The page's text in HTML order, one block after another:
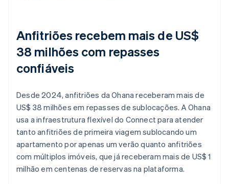
Anfitriões recebem mais de US$
38 milhões com repasses
confiáveis
Desde 2024, anfitriões da Ohana receberam mais de
US$ 38 milhões em repasses de sublocações. A Ohana
usa a infraestrutura flexível do Connect para atender
tanto anfitriões de primeira viagem sublocando um
apartamento por apenas um verão quanto anfitriões
com múltiplos imóveis, que já receberam mais de US$ 1
milhão em centenas de reservas na plataforma.